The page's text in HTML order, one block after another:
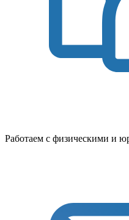
Работаем с физическими и